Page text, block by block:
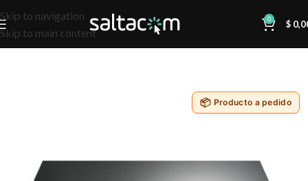
Skip to navigation
Skip to main content
0 $
Producto a pedido